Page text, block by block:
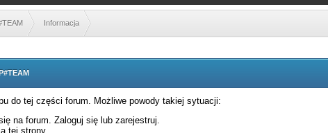
Informacja
do tej części forum. Możliwe powody takiej sytuacji:
na forum. Zaloguj się lub zarejestruj.
tej strony.